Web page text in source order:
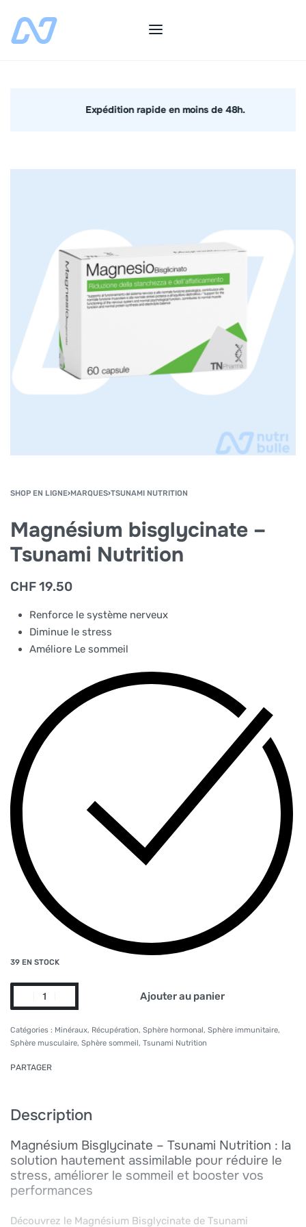
Expédition rapide en moins de 48h.
SHOP EN LIGNE›MARQUES›TSUNAMI NUTRITION
Magnésium bisglycinate –
Tsunami Nutrition
CHF19.50
Renforce le système nerveux
Diminue le stress
Améliore Le sommeil
39 EN STOCK
Ajouter au panier
Catégories : Minéraux, Récupération, Sphère hormonal, Sphère immunitaire,
Sphère musculaire, Sphère sommeil, Tsunami Nutrition
PARTAGER
Description
Magnésium Bisglycinate – Tsunami Nutrition : la
solution hautement assimilable pour réduire le
stress, améliorer le sommeil et booster vos
performances
Découvrez le Magnésium Bisglycinate de Tsunami